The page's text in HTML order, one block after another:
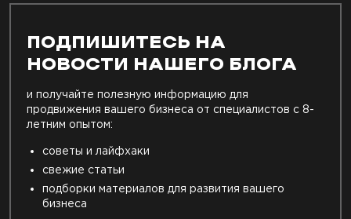
ПОДПИШИТЕСЬ НА
НОВОСТИ НАШЕГО БЛОГА
и получайте полезную информацию для
продвижения вашего бизнеса от специалистов с 8-
летним опытом:
советы и лайфхаки
свежие статьи
подборки материалов для развития вашего
бизнеса